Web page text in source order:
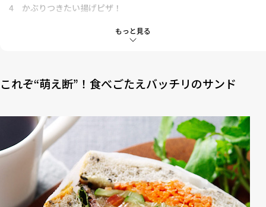
もっと見る
4
かぶりつきたい揚げピザ！
7
素材の味わいを楽しむ
これぞ“萌え断”！食べごたえバッチリのサンド